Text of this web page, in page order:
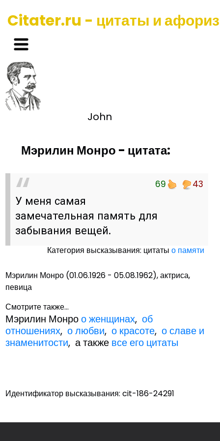
Citater.ru - цитаты и
John
Мэрилин Монро - цитата:
69 43
У меня самая
замечательная память для
забывания вещей.
Категория высказывания: цитатыо памяти
Мэрилин Монро (01.06.1926 - 05.08.1962), актриса,
певица
Смотрите также...
Мэрилин Монроо женщинах,об
отношениях,о любви,о красоте,о славе и
знаменитости, а также все его цитаты
Идентификатор высказывания: cit-186-24291